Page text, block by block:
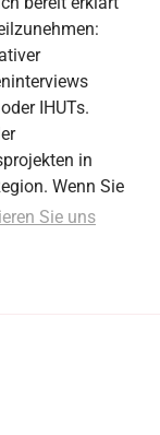
IHUTs.
in
Wenn Sie
Sie uns